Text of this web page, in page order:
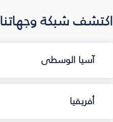
اكتشف شبكة وجهاتنا
آسيا الوسطى
أفريقيا